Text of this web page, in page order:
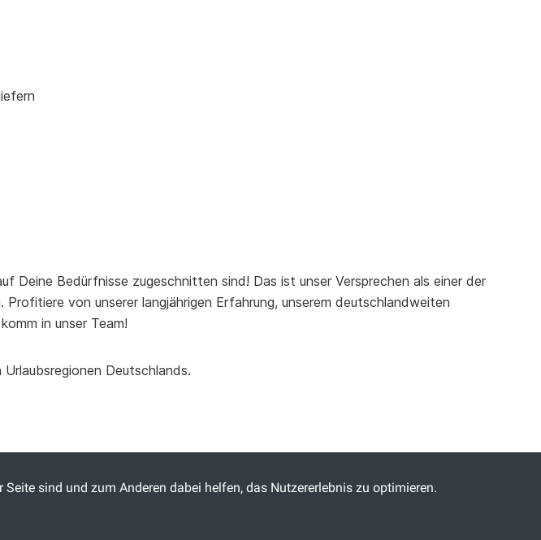
Deine Bedürfnisse zugeschnitten sind! Das ist unser Versprechen als einer der
von unserer langjährigen Erfahrung, unserem deutschlandweiten
in unser Team!
Deutschlands.
sind und zum Anderen dabei helfen, das Nutzererlebnis zu optimieren.